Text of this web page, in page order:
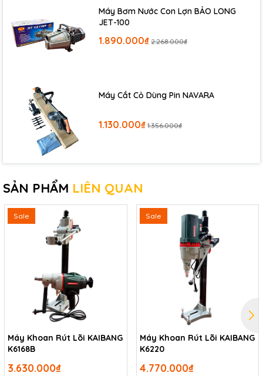
Máy Bơm Nước Con Lợn BẢO LONG
JET-100
1.890.000₫ 2.268.000₫
Máy Cắt Cỏ Dùng Pin NAVARA
1.130.000₫ 1.356.000₫
SẢN PHẨM LIÊN QUAN
Sale
Máy Khoan Rút Lõi KAIBANG
K6168B
3.630.000₫
Sale
Máy Khoan Rút Lõi KAIBANG
K6220
4.770.000₫